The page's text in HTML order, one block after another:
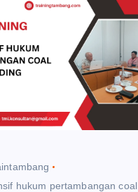
hukum pertambangan coal